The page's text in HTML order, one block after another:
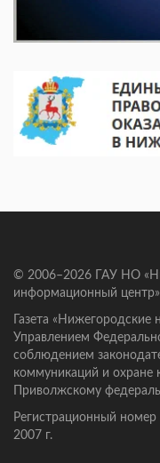
© 2006–2026 ГАУ НО
информационный
Газета «Нижегородские
Управлением
соблюдением
коммуникаций и охране
Приволжскому
Регистрационный
2007 г.